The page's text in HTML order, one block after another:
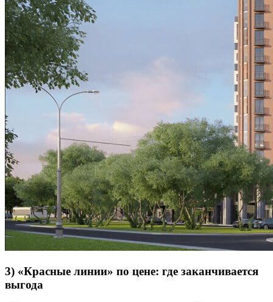
3) «Красные линии» по цене: где заканчивается
выгода